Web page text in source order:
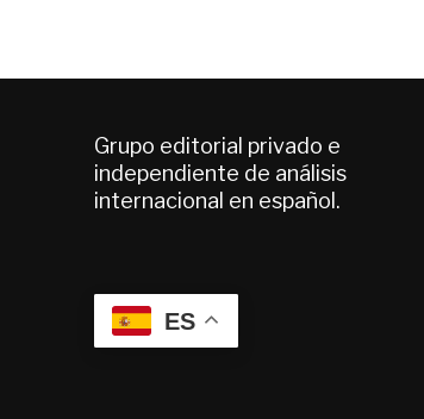
Grupo editorial privado e
independiente de análisis
internacional en español.
ES